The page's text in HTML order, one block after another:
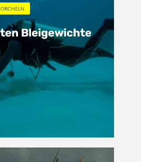
Bleigewichte